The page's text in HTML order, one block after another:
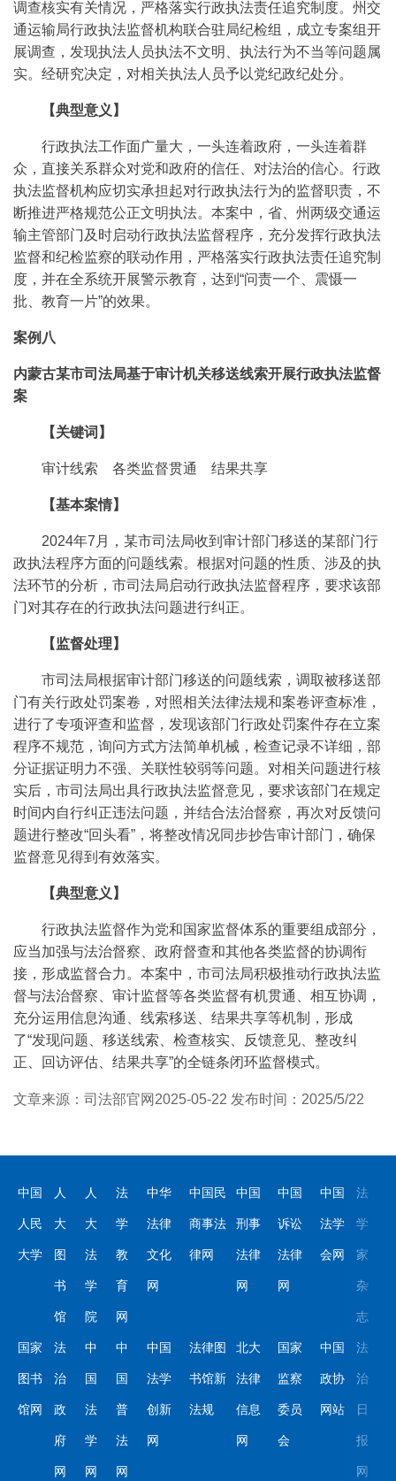
调查核实有关情况，严格落实行政执法责任追究制度。州交
通运输局行政执法监督机构联合驻局纪检组，成立专案组开
展调查，发现执法人员执法不文明、执法行为不当等问题属
实。经研究决定，对相关执法人员予以党纪政纪处分。
【典型意义】
行政执法工作面广量大，一头连着政府，一头连着群
众，直接关系群众对党和政府的信任、对法治的信心。行政
执法监督机构应切实承担起对行政执法行为的监督职责，不
断推进严格规范公正文明执法。本案中，省、州两级交通运
输主管部门及时启动行政执法监督程序，充分发挥行政执法
监督和纪检监察的联动作用，严格落实行政执法责任追究制
度，并在全系统开展警示教育，达到“问责一个、震慑一
批、教育一片”的效果。
案例八
内蒙古某市司法局基于审计机关移送线索开展行政执法监督
案
【关键词】
审计线索 各类监督贯通 结果共享
【基本案情】
2024年7月，某市司法局收到审计部门移送的某部门行
政执法程序方面的问题线索。根据对问题的性质、涉及的执
法环节的分析，市司法局启动行政执法监督程序，要求该部
门对其存在的行政执法问题进行纠正。
【监督处理】
市司法局根据审计部门移送的问题线索，调取被移送部
门有关行政处罚案卷，对照相关法律法规和案卷评查标准，
进行了专项评查和监督，发现该部门行政处罚案件存在立案
程序不规范，询问方式方法简单机械，检查记录不详细，部
分证据证明力不强、关联性较弱等问题。对相关问题进行核
实后，市司法局出具行政执法监督意见，要求该部门在规定
时间内自行纠正违法问题，并结合法治督察，再次对反馈问
题进行整改“回头看”，将整改情况同步抄告审计部门，确保
监督意见得到有效落实。
【典型意义】
行政执法监督作为党和国家监督体系的重要组成部分，
应当加强与法治督察、政府督查和其他各类监督的协调衔
接，形成监督合力。本案中，市司法局积极推动行政执法监
督与法治督察、审计监督等各类监督有机贯通、相互协调，
充分运用信息沟通、线索移送、结果共享等机制，形成
了“发现问题、移送线索、检查核实、反馈意见、整改纠
正、回访评估、结果共享”的全链条闭环监督模式。
文章来源：司法部官网2025-05-22 发布时间：2025/5/22
中国
人民
大学
人
大
图
书
馆
人
大
法
学
院
法
学
教
育
网
中华
法律
文化
网
中国民
商事法
律网
中国
刑事
法律
网
中国
诉讼
法律
网
中国
法学
会网
法
学
家
杂
志
国家
图书
馆网
法
治
政
府
网
中
国
法
学
网
中
国
普
法
网
中国
法学
创新
网
法律图
书馆新
法规
北大
法律
信息
网
国家
监察
委员
会
中国
政协
网站
法
治
日
报
网